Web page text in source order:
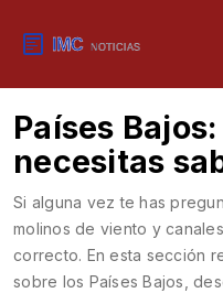
Países
necesitas
Si alguna vez te has
molinos de viento y
correcto. En esta sección
sobre los Países Bajos,